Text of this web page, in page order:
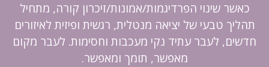
כאשר שינוי הפרדיגמות/אמונות/זיכרון קורה, מתחיל
תהליך טבעי של יציאה מנטלית, רגשית ופיזית לאיזורים
חדשים, לעבר עתיד נקי מעכבות וחסימות. לעבר מקום
מאפשר, תומך ומאפשר.